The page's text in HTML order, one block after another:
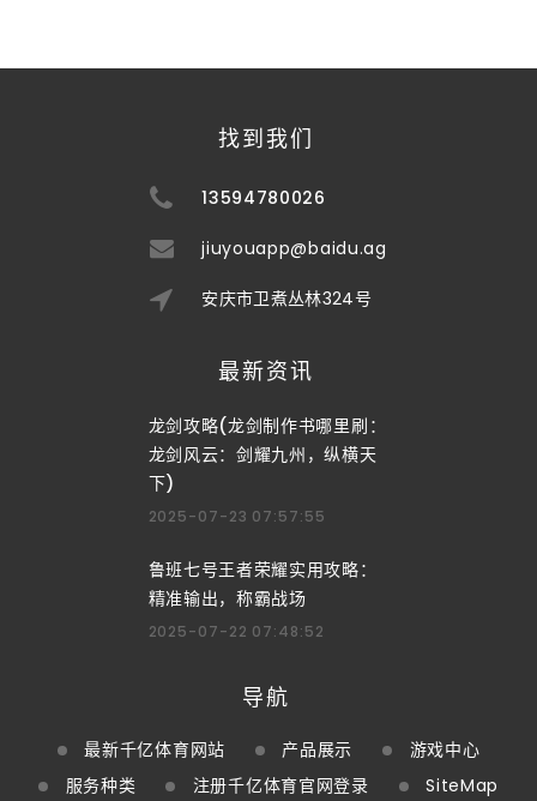
找到我们
13594780026
jiuyouapp@baidu.ag
安庆市卫煮丛林324号
最新资讯
龙剑攻略(龙剑制作书哪里刷：
龙剑风云：剑耀九州，纵横天
下)
2025-07-23 07:57:55
鲁班七号王者荣耀实用攻略：
精准输出，称霸战场
2025-07-22 07:48:52
导航
最新千亿体育网站 产品展示
游戏中心
服务种类
注册千亿体育官网登录 SiteMap